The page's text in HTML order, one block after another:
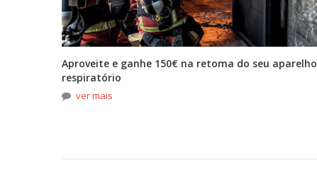
Aproveite e ganhe 150€ na retoma do seu aparelho
respiratório
ver mais